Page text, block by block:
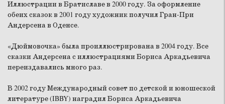
Иллюстрации в Братиславе в 2000 году. За оформление
обеих сказок в 2001 году художник получил Гран-При
Андерсена в Оденсе.
«Дюймовочка» была проиллюстрирована в 2004 году. Все
сказки Андерсена с иллюстрациями Бориса Аркадьевича
переиздавались много раз.
В 2002 году Международный совет по детской и юношеской
литературе (IBBY) наградил Бориса Аркадьевича